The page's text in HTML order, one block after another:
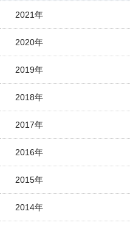
2021年
2020年
2019年
2018年
2017年
2016年
2015年
2014年